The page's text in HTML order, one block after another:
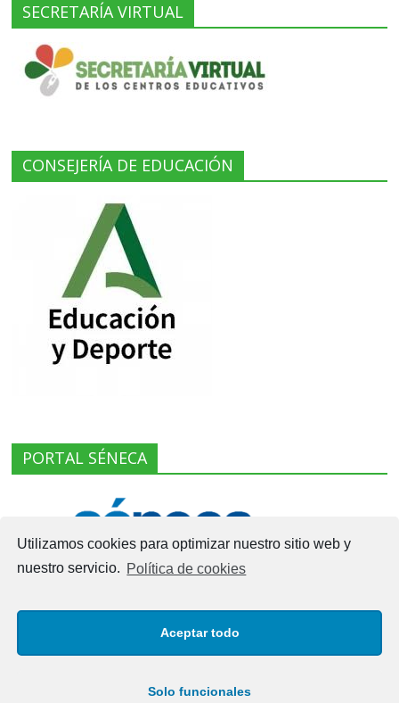
Utilizamos cookies para optimizar nuestro sitio web y
nuestro servicio. Política de cookies
Aceptar todo
Solo funcionales
SECRETARÍA VIRTUAL
CONSEJERÍA DE EDUCACIÓN
PORTAL SÉNECA
I.E.S. LAS VIÑAS – MANILVA